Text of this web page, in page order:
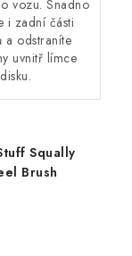
vozu. Snadno
i zadní části
a odstraníte
uvnitř límce
disku.
Squally
Brush